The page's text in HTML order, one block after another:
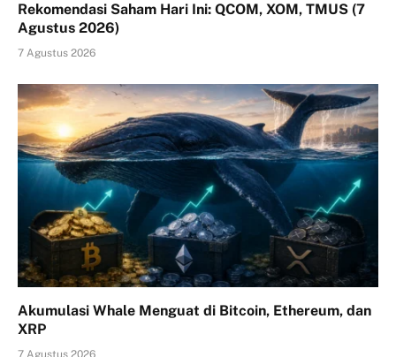
Rekomendasi Saham Hari Ini: QCOM, XOM, TMUS (7
Agustus 2026)
7 Agustus 2026
Akumulasi Whale Menguat di Bitcoin, Ethereum, dan
XRP
7 Agustus 2026